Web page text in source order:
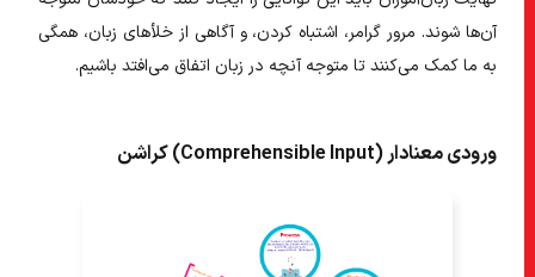
آن‌ها شوند. مرور گرامر، اشتباه کردن، و آگاهی از خلأهای زبان، همگی
به ما کمک می‌کنند تا متوجه آنچه در زبان اتفاق می‌افتد باشیم.
ورودی معنادار (Comprehensible Input) کراشن